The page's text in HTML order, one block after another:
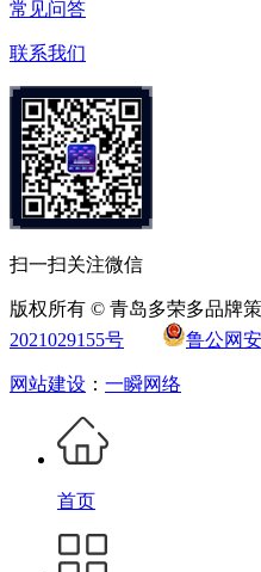
常见问答
联系我们
扫一扫关注微信
版权所有 © 青岛多荣多品牌策
2021029155号
鲁公网
网站建设 ： 一瞬网络
首页